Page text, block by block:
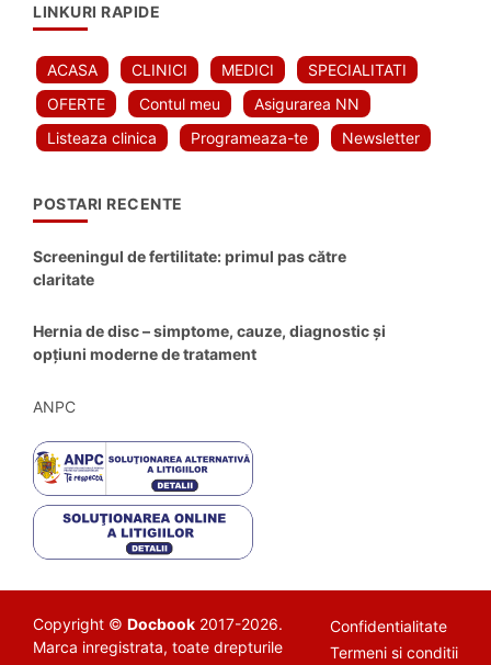
LINKURI RAPIDE
ACASA CLINICI MEDICI
SPECIALITATI
OFERTE
Contul meu
Asigurarea NN
Listeaza clinica
Programeaza-te Newsletter
POSTARI RECENTE
Screeningul de fertilitate: primul pas către
claritate
Hernia de disc – simptome, cauze, diagnostic și
opțiuni moderne de tratament
ANPC
Copyright © Docbook 2017-2026.
Marca inregistrata, toate drepturile
Confidentialitate
Termeni si conditii